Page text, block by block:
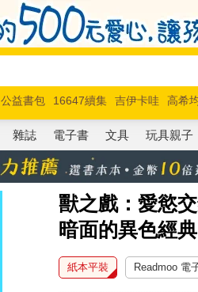
公益書包 16647續集 吉伊卡哇 高希
馬斯克 玩具總動員5 超慢跑
雜誌 電子書 文具 玩具親子
獸之戲：愛慾
暗面的異色經典
紙本平裝 Readmoo 電